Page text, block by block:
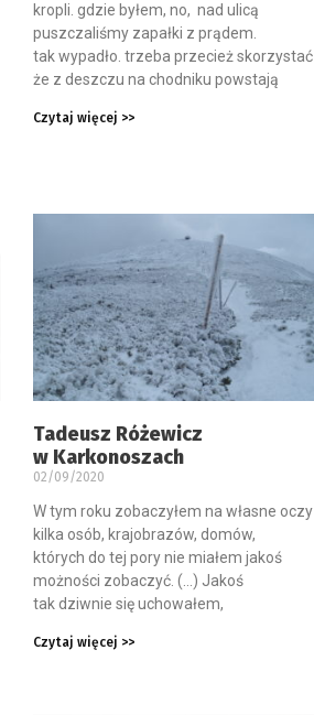
kropli. gdzie byłem, no, nad ulicą
puszczaliśmy zapałki z prądem.
tak wypadło. trzeba przecież skorzystać
że z deszczu na chodniku powstają
Czytaj więcej >>
Tadeusz Różewicz
w Karkonoszach
02/09/2020
W tym roku zobaczyłem na własne oczy
kilka osób, krajobrazów, domów,
których do tej pory nie miałem jakoś
możności zobaczyć. (…) Jakoś
tak dziwnie się uchowałem,
Czytaj więcej >>